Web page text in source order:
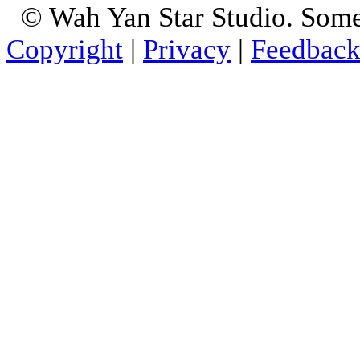
© Wah Yan Star Studio.
Copyright | Privacy | Feedback